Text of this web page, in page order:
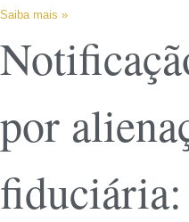
Saiba mais »
por